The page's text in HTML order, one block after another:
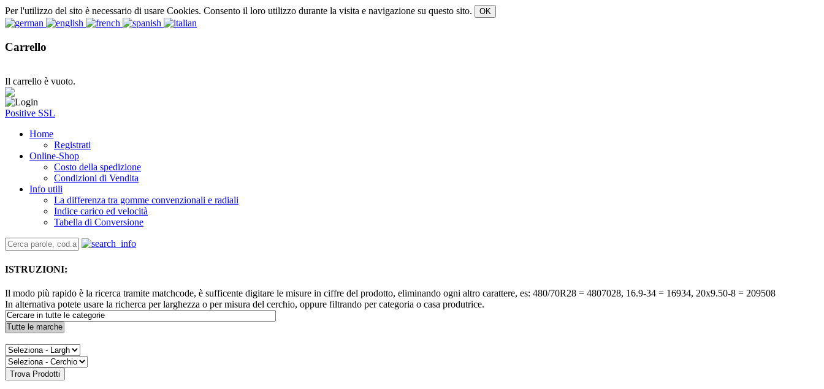
Per l'utilizzo del sito è necessario di usare Cookies. Consento il loro utilizzo durante la visita e navigazione su questo sito.
Carrello
Il carrello è vuoto.
Positive SSL
Home
Registrati
Online-Shop
Costo della spedizione
Condizioni di Vendita
Info utili
La differenza tra gomme convenzionali e radiali
Indice carico ed velocità
Tabella di Conversione
ISTRUZIONI:
Il modo più rapido è la ricerca tramite matchcode, è sufficente digitare le misure in ciffre del prodotto, eliminando ogni altro carattere, es: 480/70R28 = 4807028, 16.9-34 = 16934, 20x9.50-8 = 209508
In alternativa potete usare la richerca per larghezza o per misura del cerchio, oppure filtrando per categoria o casa produtrice.